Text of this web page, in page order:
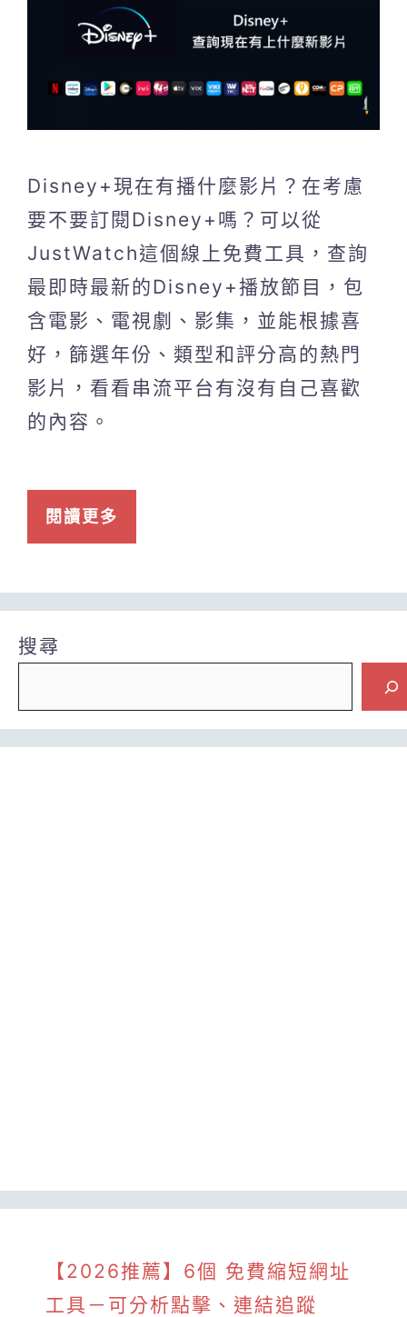
Disney+現在有播什麼影片？在考慮
要不要訂閱Disney+嗎？可以從
JustWatch這個線上免費工具，查詢
最即時最新的Disney+播放節目，包
含電影、電視劇、影集，並能根據喜
好，篩選年份、類型和評分高的熱門
影片，看看串流平台有沒有自己喜歡
的內容。
閱讀更多
搜尋
【2026推薦】6個 免費縮短網址
工具－可分析點擊、連結追蹤